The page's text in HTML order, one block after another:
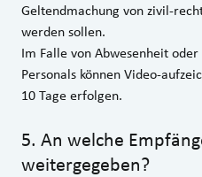
Geltendmachung von zivil-
werden sollen.
Im Falle von Abwesenheit
Personals können Video-
10 Tage erfolgen.
5. An welche
weitergegeben?